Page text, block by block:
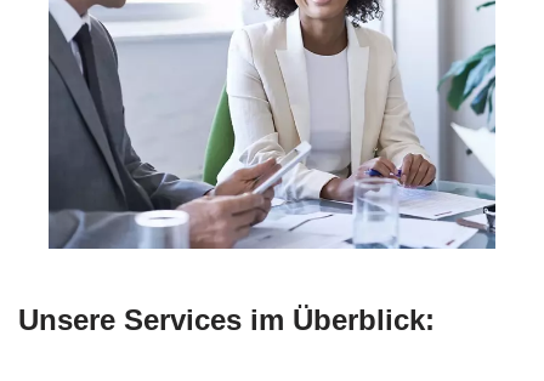
Unsere Services im Überblick: